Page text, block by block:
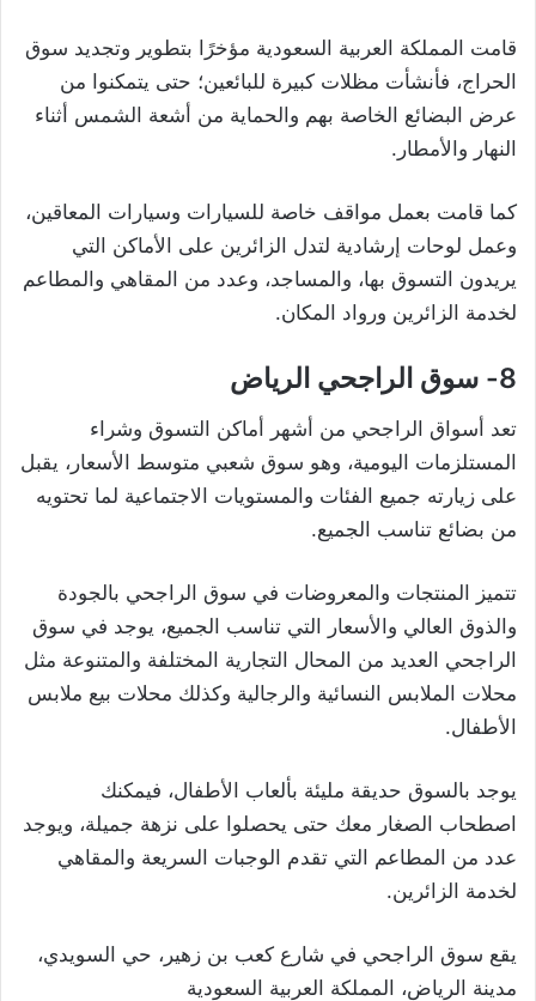
قامت المملكة العربية السعودية مؤخرًا بتطوير وتجديد سوق
الحراج، فأنشأت مظلات كبيرة للبائعين؛ حتى يتمكنوا من
عرض البضائع الخاصة بهم والحماية من أشعة الشمس أثناء
النهار والأمطار.
كما قامت بعمل مواقف خاصة للسيارات وسيارات المعاقين،
وعمل لوحات إرشادية لتدل الزائرين على الأماكن التي
يريدون التسوق بها، والمساجد، وعدد من المقاهي والمطاعم
لخدمة الزائرين ورواد المكان.
8- سوق الراجحي الرياض
تعد أسواق الراجحي من أشهر أماكن التسوق وشراء
المستلزمات اليومية، وهو سوق شعبي متوسط الأسعار، يقبل
على زيارته جميع الفئات والمستويات الاجتماعية لما تحتويه
من بضائع تناسب الجميع.
تتميز المنتجات والمعروضات في سوق الراجحي بالجودة
والذوق العالي والأسعار التي تناسب الجميع، يوجد في سوق
الراجحي العديد من المحال التجارية المختلفة والمتنوعة مثل
محلات الملابس النسائية والرجالية وكذلك محلات بيع ملابس
الأطفال.
يوجد بالسوق حديقة مليئة بألعاب الأطفال، فيمكنك
اصطحاب الصغار معك حتى يحصلوا على نزهة جميلة، ويوجد
عدد من المطاعم التي تقدم الوجبات السريعة والمقاهي
لخدمة الزائرين.
يقع سوق الراجحي في شارع كعب بن زهير، حي السويدي،
مدينة الرياض، المملكة العربية السعودية